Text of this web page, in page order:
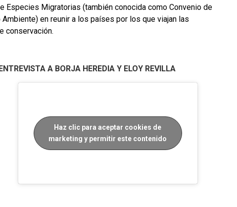
Especies Migratorias (también conocida como Convenio de
en reunir a los países por los que viajan las
conservación.
ENTREVISTA A BORJA HEREDIA Y ELOY REVILLA
Haz clic para aceptar cookies de
marketing y permitir este contenido